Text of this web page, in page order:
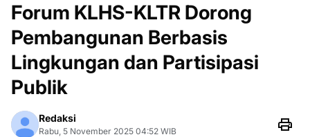
Forum KLHS-KLTR Dorong
Pembangunan Berbasis
Lingkungan dan Partisipasi
Publik
Redaksi
Rabu, 5 November 2025 04:52 WIB